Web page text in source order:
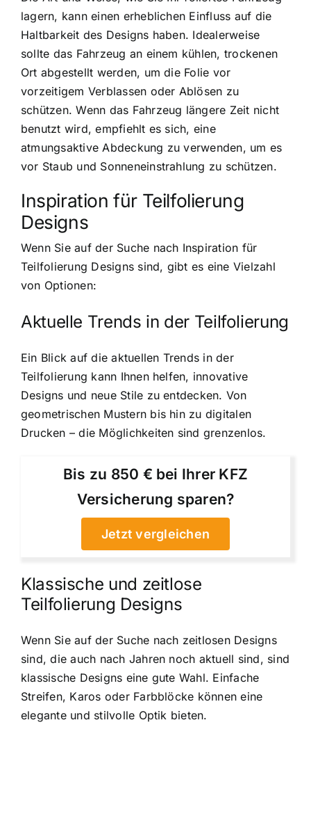
lagern, kann einen erheblichen Einfluss auf die
Haltbarkeit des Designs haben. Idealerweise
sollte das Fahrzeug an einem kühlen, trockenen
Ort abgestellt werden, um die Folie vor
vorzeitigem Verblassen oder Ablösen zu
schützen. Wenn das Fahrzeug längere Zeit nicht
benutzt wird, empfiehlt es sich, eine
atmungsaktive Abdeckung zu verwenden, um es
vor Staub und Sonneneinstrahlung zu schützen.
Inspiration für Teilfolierung
Designs
Wenn Sie auf der Suche nach Inspiration für
Teilfolierung Designs sind, gibt es eine Vielzahl
von Optionen:
Aktuelle Trends in der Teilfolierung
Ein Blick auf die aktuellen Trends in der
Teilfolierung kann Ihnen helfen, innovative
Designs und neue Stile zu entdecken. Von
geometrischen Mustern bis hin zu digitalen
Drucken – die Möglichkeiten sind grenzenlos.
Bis zu 850 € bei Ihrer KFZ
Versicherung sparen?
Jetzt vergleichen
Klassische und zeitlose
Teilfolierung Designs
Wenn Sie auf der Suche nach zeitlosen Designs
sind, die auch nach Jahren noch aktuell sind, sind
klassische Designs eine gute Wahl. Einfache
Streifen, Karos oder Farbblöcke können eine
elegante und stilvolle Optik bieten.